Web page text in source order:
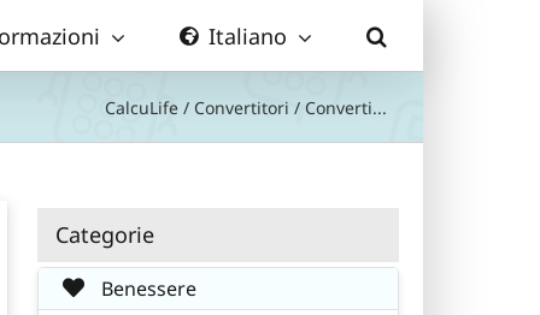
Italiano
CalcuLife / Convertitori / Converti...
Categorie
Benessere